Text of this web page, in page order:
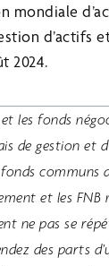
mondiale
d’actifs
2024.
les fonds
de gestion et
communs
et les
ne pas se
des parts